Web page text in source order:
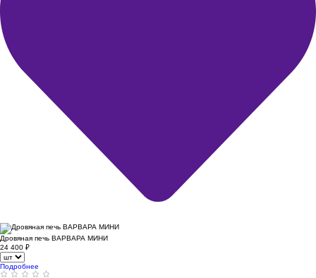
Дровяная печь ВАРВАРА МИНИ
24 400 ₽
Подробнее